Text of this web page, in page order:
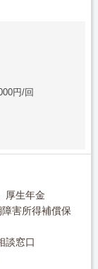
円/回
厚生年金
害所得補償保
談窓口